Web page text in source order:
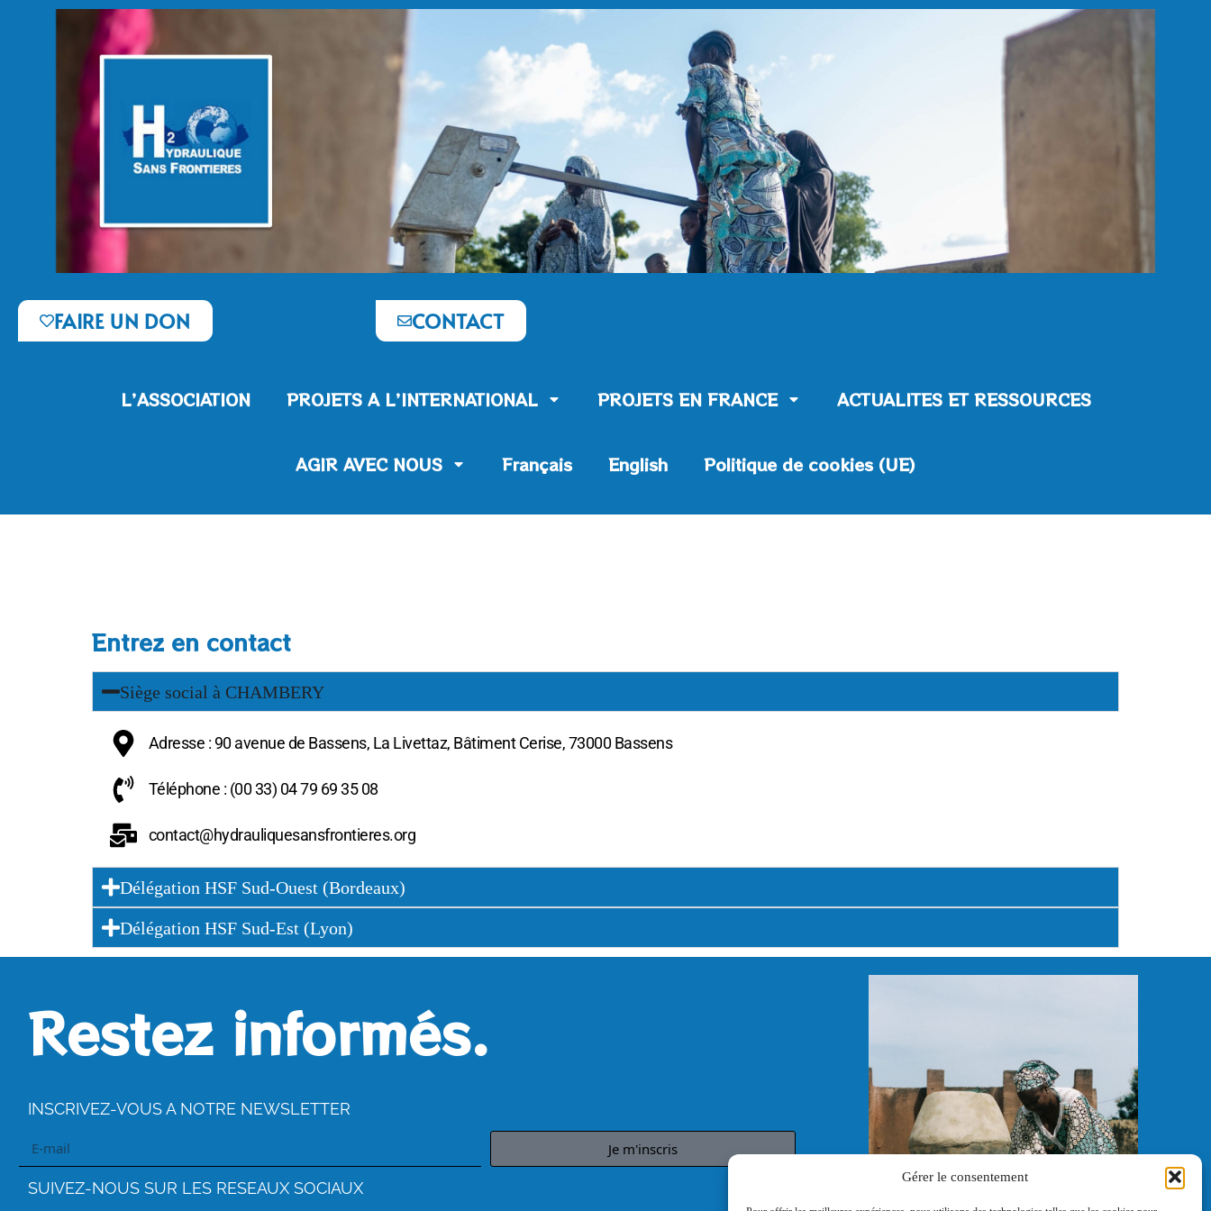
Gérer le consentement
FAIRE UN DON CONTACT
L’ASSOCIATION PROJETS A L’INTERNATIONAL PROJETS EN FRANCE ACTUALITES ET RESSOURCES
AGIR AVEC NOUS Français English Politique de cookies (UE)
Entrez en contact
Siège social à CHAMBERY
Adresse : 90 avenue de Bassens, La Livettaz, Bâtiment Cerise, 73000 Bassens
Téléphone : (00 33) 04 79 69 35 08
contact@hydrauliquesansfrontieres.org
Délégation HSF Sud-Ouest (Bordeaux)
Délégation HSF Sud-Est (Lyon)
Restez informés.
INSCRIVEZ-VOUS A NOTRE NEWSLETTER
Je m'inscris
SUIVEZ-NOUS SUR LES RESEAUX SOCIAUX